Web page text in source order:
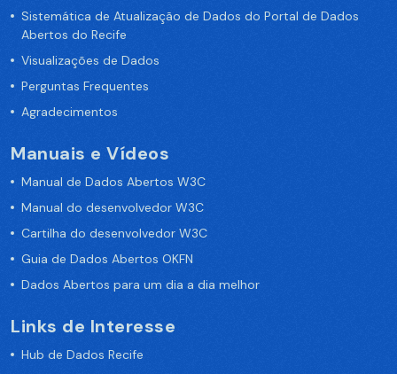
Sistemática de Atualização de Dados do Portal de Dados
Abertos do Recife
Visualizações de Dados
Perguntas Frequentes
Agradecimentos
Manuais e Vídeos
Manual de Dados Abertos W3C
Manual do desenvolvedor W3C
Cartilha do desenvolvedor W3C
Guia de Dados Abertos OKFN
Dados Abertos para um dia a dia melhor
Links de Interesse
Hub de Dados Recife